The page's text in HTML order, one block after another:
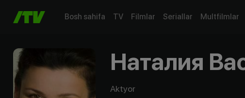
Bosh sahifa TV Filmlar Seriallar Multfilmlar
Наталия
Aktyor